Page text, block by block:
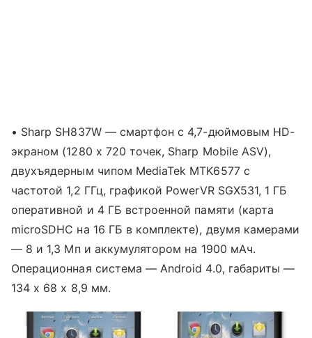
• Sharp SH837W — смартфон с 4,7-дюймовым HD-
экраном (1280 х 720 точек, Sharp Mobile ASV),
двухъядерным чипом MediaTek MTK6577 с
частотой 1,2 ГГц, графикой PowerVR SGX531, 1 ГБ
оперативной и 4 ГБ встроенной памяти (карта
microSDHC на 16 ГБ в комплекте), двумя камерами
— 8 и 1,3 Мп и аккумулятором на 1900 мАч.
Операционная система — Android 4.0, габариты —
134 х 68 х 8,9 мм.